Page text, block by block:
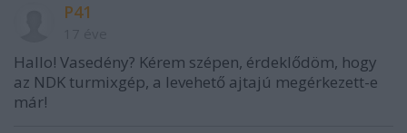
P41
Hallo! Vasedény? Kérem szépen, érdeklődöm, hogy
az NDK turmixgép, a levehető ajtajú megérkezett-e
már!